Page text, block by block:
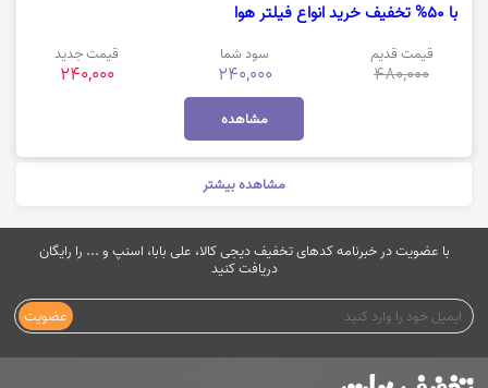
با 50% تخفیف خرید انواع فیلتر هوا
قیمت قدیم
480,000
سود شما
240,000
قیمت جدید
240,000
مشاهده
مشاهده بیشتر
با عضویت در خبرنامه کدهای تخفیف دیجی کالا، علی بابا، اسنپ و ... را رایگان
دریافت کنید
عضویت